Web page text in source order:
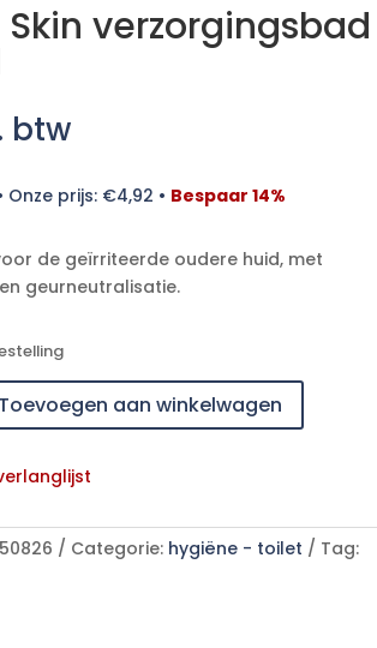
verzorgingsbad
btw
Onze prijs: €4,92 • Bespaar 14%
de geïrriteerde oudere huid, met
geurneutralisatie.
Toevoegen aan winkelwagen
Categorie: hygiëne - toilet
Tag: